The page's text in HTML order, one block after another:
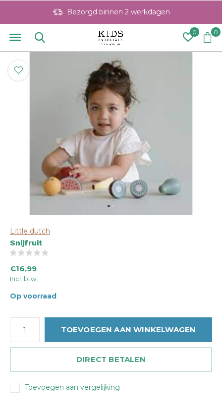
0 0
Bezorgd binnen 2 werkdagen
Little dutch
Snijfruit
€16,99
Incl. btw
Op voorraad
TOEVOEGEN AAN WINKELWAGEN
DIRECT BETALEN
Toevoegen aan vergelijking